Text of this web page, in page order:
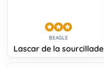
BEAGLE
Lascar de la sourcillade